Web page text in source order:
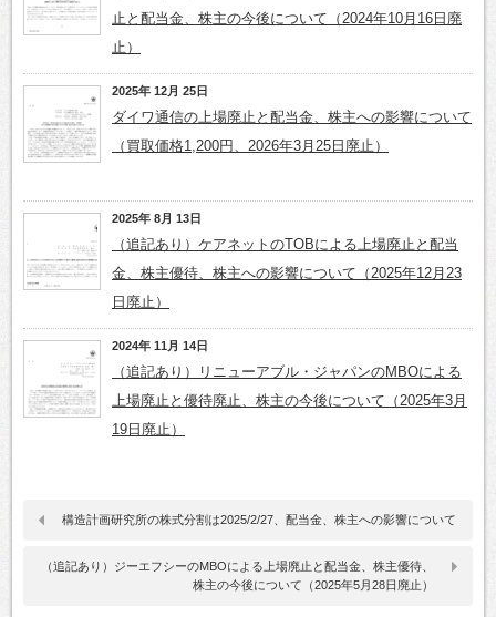
止と配当金、株主の今後について（2024年10月16日廃
止）
2025年 12月 25日
ダイワ通信の上場廃止と配当金、株主への影響について
（買取価格1,200円、2026年3月25日廃止）
2025年 8月 13日
（追記あり）ケアネットのTOBによる上場廃止と配当
金、株主優待、株主への影響について（2025年12月23
日廃止）
2024年 11月 14日
（追記あり）リニューアブル・ジャパンのMBOによる
上場廃止と優待廃止、株主の今後について（2025年3月
19日廃止）
構造計画研究所の株式分割は2025/2/27、配当金、株主への影響について
（追記あり）ジーエフシーのMBOによる上場廃止と配当金、株主優待、
株主の今後について（2025年5月28日廃止）